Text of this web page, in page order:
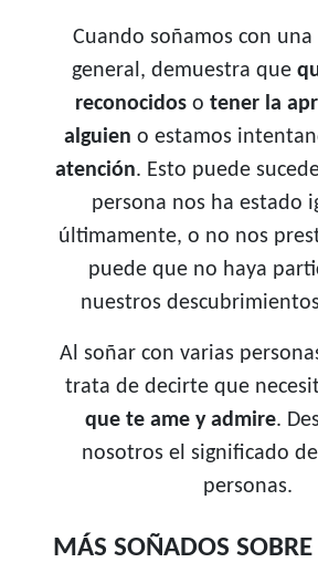
Cuando soñamos con
general, demuestra que
reconocidoso tener la
alguien o estamos
atención. Esto puede
persona nos ha estado
últimamente, o no nos
puede que no haya
nuestros
Al soñar con varias
trata de decirte que
que te ame y admire.
nosotros el significado
personas.
MÁS SOÑADOS SOBRE